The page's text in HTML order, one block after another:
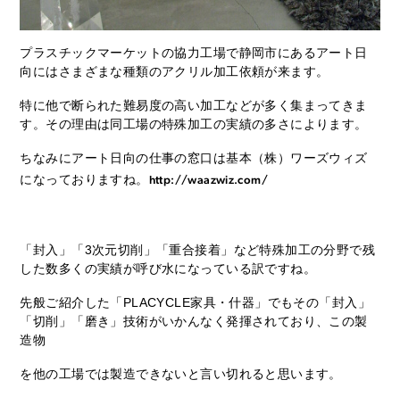
プラスチックマーケットの協力工場で静岡市にあるアート日
向にはさまざまな種類のアクリル加工依頼が来ます。
特に他で断られた難易度の高い加工などが多く集まってきま
す。その理由は同工場の特殊加工の実績の多さによります。
ちなみにアート日向の仕事の窓口は基本（株）ワーズウィズ
になっておりますね。 http://waazwiz.com/
「封入」「3次元切削」「重合接着」など特殊加工の分野で残
した数多くの実績が呼び水になっている訳ですね。
先般ご紹介した「PLACYCLE家具・什器」でもその「封入」
「切削」「磨き」技術がいかんなく発揮されており、この製
造物
を他の工場では製造できないと言い切れると思います。